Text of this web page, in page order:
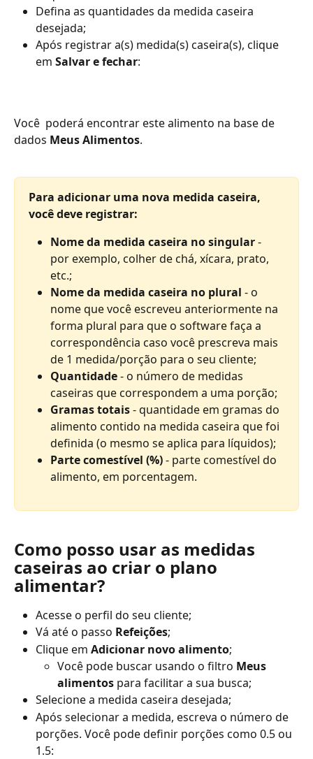
Defina as quantidades da medida caseira
desejada;
Após registrar a(s) medida(s) caseira(s), clique
em Salvar e fechar:
Você  poderá encontrar este alimento na base de
dados Meus Alimentos.
Para adicionar uma nova medida caseira,
você deve registrar:
Nome da medida caseira no singular -
por exemplo, colher de chá, xícara, prato,
etc.;
Nome da medida caseira no plural - o
nome que você escreveu anteriormente na
forma plural para que o software faça a
correspondência caso você prescreva mais
de 1 medida/porção para o seu cliente;
Quantidade - o número de medidas
caseiras que correspondem a uma porção;
Gramas totais - quantidade em gramas do
alimento contido na medida caseira que foi
definida (o mesmo se aplica para líquidos);
Parte comestível (%) - parte comestível do
alimento, em porcentagem.
Como posso usar as medidas
caseiras ao criar o plano
alimentar?
Acesse o perfil do seu cliente;
Vá até o passo Refeições;
Clique em Adicionar novo alimento;
Você pode buscar usando o filtro Meus
alimentos para facilitar a sua busca;
Selecione a medida caseira desejada;
Após selecionar a medida, escreva o número de
porções. Você pode definir porções como 0.5 ou
1.5: